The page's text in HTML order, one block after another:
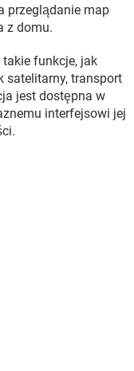
przeglądanie map
z domu.
funkcje, jak
satelitarny, transport
jest dostępna w
interfejsowi jej